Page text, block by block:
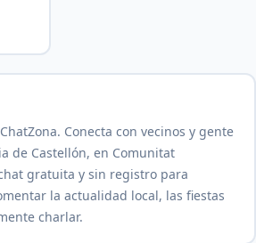
Conecta con vecinos y gente
de Castellón, en Comunitat
gratuita y sin registro para
la actualidad local, las fiestas
charlar.